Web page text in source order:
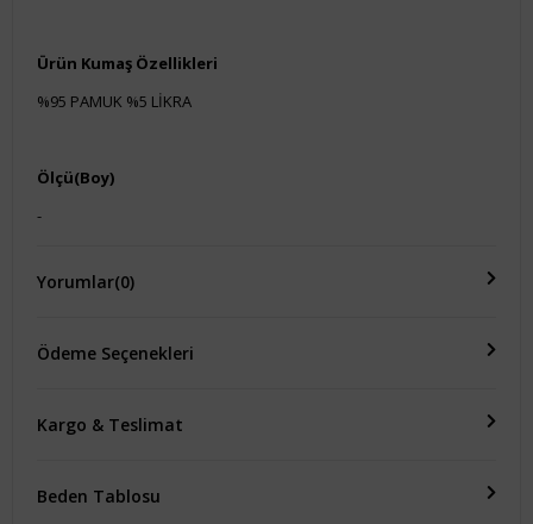
Ürün Kumaş Özellikleri
%95 PAMUK %5 LİKRA
Ölçü(Boy)
-
Yorumlar(0)
Ödeme Seçenekleri
Kargo & Teslimat
Beden Tablosu